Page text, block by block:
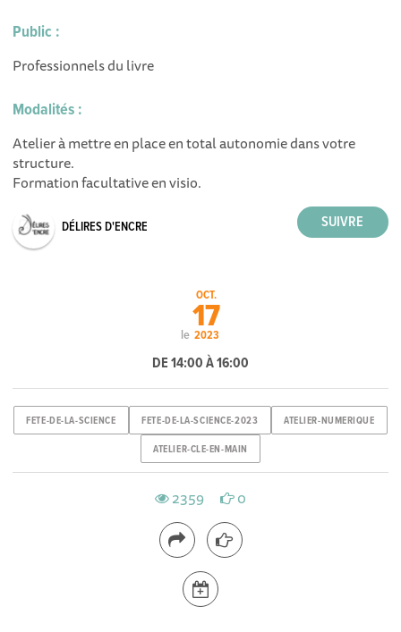
Public :
Professionnels du livre
Modalités :
Atelier à mettre en place en total autonomie dans votre
structure.
Formation facultative en visio.
DÉLIRES D'ENCRE
le
OCT.
17
2023
DE 14:00 À 16:00
FETE-DE-LA-SCIENCE FETE-DE-LA-SCIENCE-2023 ATELIER-NUMERIQUE
ATELIER-CLE-EN-MAIN
2359 0